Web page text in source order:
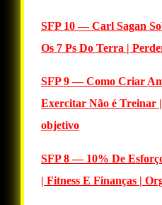
SFP 10 — Carl Sagan
Os 7 Ps Do Terra |
SFP 9 — Como Criar
Exercitar Não é Treinar
objetivo
SFP 8 — 10% De
| Fitness E Finanças |